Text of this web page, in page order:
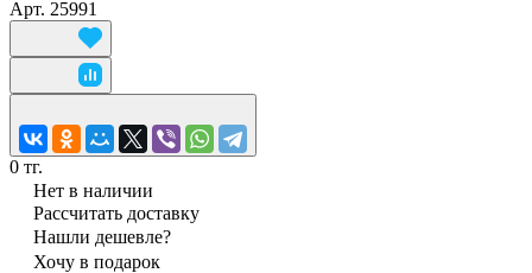
Арт. 25991
0 тг.
Нет в наличии
Рассчитать доставку
Нашли дешевле?
Хочу в подарок